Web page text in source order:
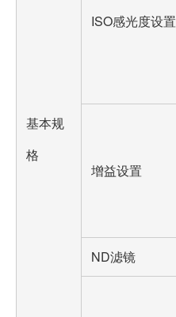
基本规
格
ISO感光度设置
增益设置
ND滤镜